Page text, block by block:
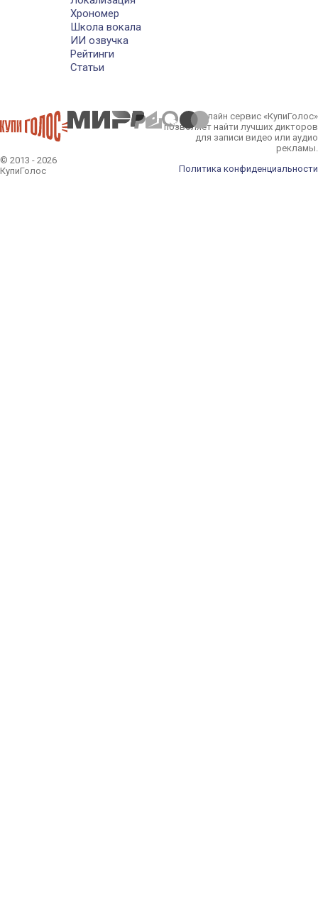
Хрономер
Школа вокала
ИИ озвучка
Рейтинги
Статьи
© 2013 - 2026
КупиГолос
Онлайн сервис «КупиГолос»
позволяет найти лучших дикторов
для записи видео или аудио
рекламы.
Политика конфиденциальности